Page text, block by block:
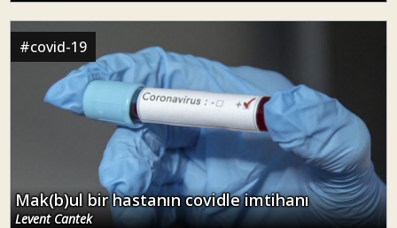
#covid-19
Mak(b)ul bir hastanın covidle imtihanı
Levent Cantek